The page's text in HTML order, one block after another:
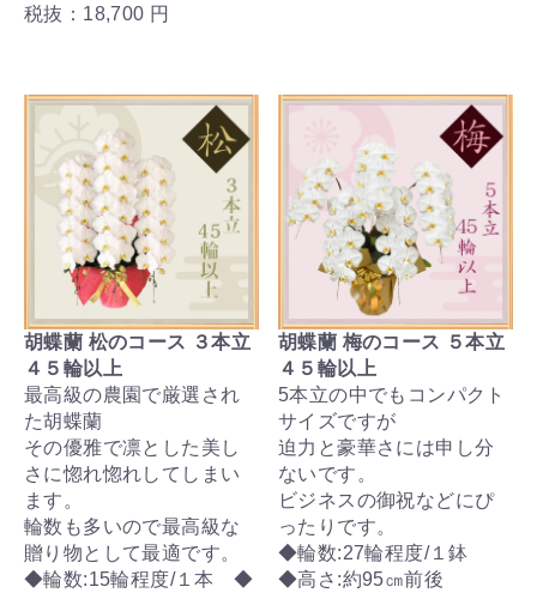
税抜：18,700 円
胡蝶蘭 松のコース ３本立
４５輪以上
最高級の農園で厳選され
た胡蝶蘭
その優雅で凛とした美し
さに惚れ惚れしてしまい
ます。
輪数も多いので最高級な
贈り物として最適です。
◆輪数:15輪程度/１本 ◆
胡蝶蘭 梅のコース ５本立
４５輪以上
5本立の中でもコンパクト
サイズですが
迫力と豪華さには申し分
ないです。
ビジネスの御祝などにぴ
ったりです。
◆輪数:27輪程度/１鉢
◆高さ:約95㎝前後